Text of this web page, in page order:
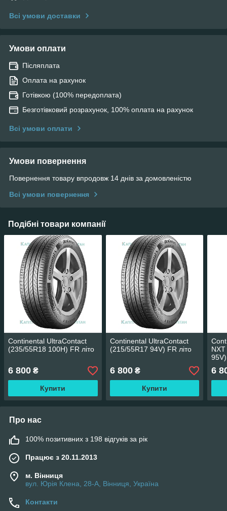
Всі умови доставки
Умови оплати
Післяплата
Оплата на рахунок
Готівкою (100% передоплата)
Безготівковий розрахунок, 100% оплата на рахунок
Всі умови оплати
Умови повернення
Повернення товару впродовж 14 днів за домовленістю
Всі умови повернення
Подібні товари компанії
Continental UltraContact
(235/55R18 100H) FR літо
6 800 ₴
Купити
Continental UltraContact
(215/55R17 94V) FR літо
6 800₴
Купити
6
Про нас
100% позитивних з 198 відгуків за рік
Працює з 20.11.2013
м. Вінниця
вул. Юрія Клена, 28-А, Вінниця, Україна
Контакти